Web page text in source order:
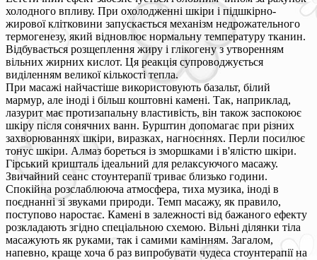
холодного впливу. При охолодженні шкіри і підшкірно-
жирової клітковини запускається механізм недрожательного
термогенезу, який відновлює нормальну температуру тканин.
Відбувається розщеплення жиру і глікогену з утворенням
вільних жирних кислот. Ця реакція супроводжується
виділенням великої кількості тепла.
При масажі найчастіше використовують базальт, білий
мармур, але іноді і більш коштовні камені. Так, наприклад,
лазурит має протизапальну властивість, він також заспокоює
шкіру після сонячних ванн. Бурштин допомагає при різних
захворюваннях шкіри, виразках, нагноєннях. Перли посилює
тонус шкіри. Алмаз бореться із зморшками і в'ялістю шкіри.
Гірський кришталь ідеальний для релаксуючого масажу.
Звичайний сеанс стоунтерапії триває близько години.
Спокійна розслаблююча атмосфера, тиха музика, іноді в
поєднанні зі звуками природи. Темп масажу, як правило,
поступово наростає. Камені в залежності від бажаного ефекту
розкладають згідно спеціальною схемою. Вільні ділянки тіла
масажують як руками, так і самими камінням. Загалом,
напевно, краще хоча б раз випробувати чудеса стоунтерапії на